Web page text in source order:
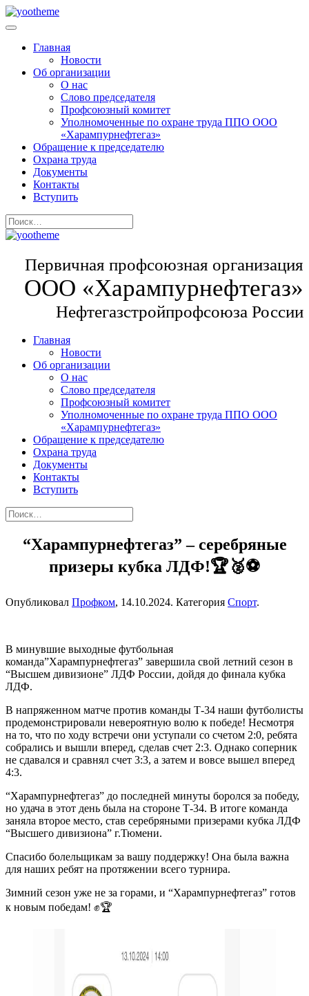
Главная
Новости
Об организации
О нас
Слово председателя
Профсоюзный комитет
Уполномоченные по охране труда ППО ООО
«Харампурнефтегаз»
Обращение к председателю
Охрана труда
Документы
Контакты
Вступить
Первичная профсоюзная организация
ООО «Харампурнефтегаз»
Нефтегазстройпрофсоюза России
Главная
Новости
Об организации
О нас
Слово председателя
Профсоюзный комитет
Уполномоченные по охране труда ППО ООО
«Харампурнефтегаз»
Обращение к председателю
Охрана труда
Документы
Контакты
Вступить
“Харампурнефтегаз” – серебряные
призеры кубка ЛДФ!🏆🥈⚽️
Опубликовал Профком, 14.10.2024. Категория Спорт.
В минувшие выходные футбольная
команда”Харампурнефтегаз” завершила свой летний сезон в
“Высшем дивизионе” ЛДФ России, дойдя до финала кубка
ЛДФ.
В напряженном матче против команды Т-34 наши футболисты
продемонстрировали невероятную волю к победе! Несмотря
на то, что по ходу встречи они уступали со счетом 2:0, ребята
собрались и вышли вперед, сделав счет 2:3. Однако соперник
не сдавался и сравнял счет 3:3, а затем и вовсе вышел вперед
4:3.
“Харампурнефтегаз” до последней минуты боролся за победу,
но удача в этот день была на стороне Т-34. В итоге команда
заняла второе место, став серебряными призерами кубка ЛДФ
“Высшего дивизиона” г.Тюмени.
Спасибо болельщикам за вашу поддержку! Она была важна
для наших ребят на протяжении всего турнира.
Зимний сезон уже не за горами, и “Харампурнефтегаз” готов
к новым победам! ✊🏆